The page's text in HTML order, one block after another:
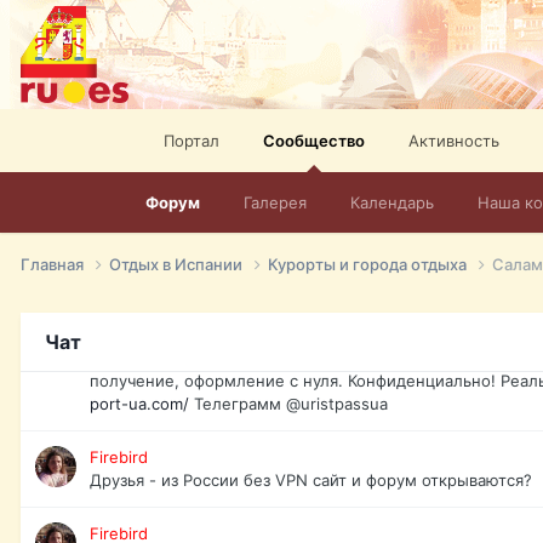
Портал Сообщество
Форум Галерея Календарь Наша
Активность
Главная Отдых в Испании Курорты и города отдыха
Чат
спорт, HD. + Огромная видеотека + 10.000 фильмов и
сайта. Наш сайт: http://mir-tv.club/television-in-spain.html
David16
Книги
David16
Подскажите пожалуйста, как удалить свой аккаунт из
Юрист юа
получение, оформление с нуля. Конфиденциально!
port-ua.com/ Телеграмм @uristpassua
Firebird
Друзья - из России без VPN сайт и форум открываются?
Firebird